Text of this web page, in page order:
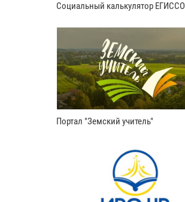
Социальный калькулятор ЕГИССО
Портал "Земский учитель"